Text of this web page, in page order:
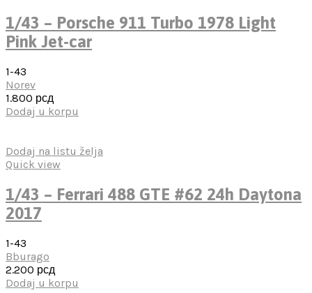
1/43 – Porsche 911 Turbo 1978 Light
Pink Jet-car
1-43
Norev
1.800 рсд
Dodaj u korpu
Dodaj na listu želja
Quick view
1/43 – Ferrari 488 GTE #62 24h Daytona
2017
1-43
Bburago
2.200 рсд
Dodaj u korpu